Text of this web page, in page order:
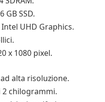
GB SSD.
UHD Graphics.
x 1080 pixel.
alta risoluzione.
2 chilogrammi.